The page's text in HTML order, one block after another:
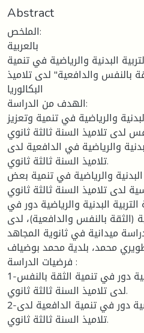
Abstract
الملخص:
بالعربية
البدنية والرياضية في تنمية
بالنفس والدافعية" لدى تلاميذ
البكالوريا
الهدف من الدراسة:
والرياضية في تنمية وتعزيز
لدى تلاميذ السنة ثالثة ثانوي.
والرياضية في الدافعية لدى
تلاميذ السنة ثالثة ثانوي.
والرياضية في تنمية بعض
لدى تلاميذ السنة ثالثة ثانوي.
البدنية والرياضية دور في
بالنفس والدافعية)، لدى
ميدانية في ثانوية المجاهد
محمد، بلدية محمد بوضياف"
فرضيات الدراسة :
1-لحصة التربية البدنية والرياضية دور في تنمية الثقة بالنفس
لدى تلاميذ السنة ثالثة ثانوي.
2-لحصة التربية البدنية والرياضية دور في تنمية الدافعية لدى
تلاميذ السنة ثالثة ثانوي.